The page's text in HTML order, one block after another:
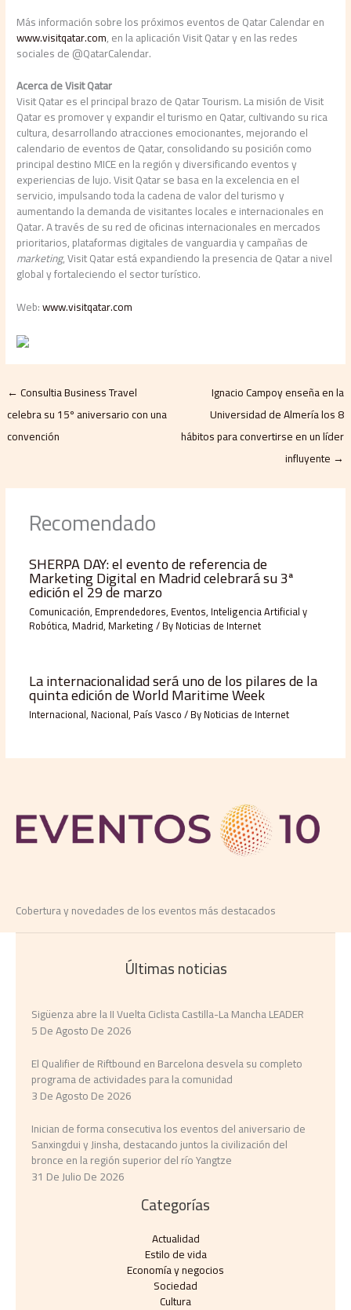
Más información sobre los próximos eventos de Qatar Calendar en
www.visitqatar.com, en la aplicación Visit Qatar y en las redes
sociales de @QatarCalendar.
Acerca de Visit Qatar
Visit Qatar es el principal brazo de Qatar Tourism. La misión de Visit
Qatar es promover y expandir el turismo en Qatar, cultivando su rica
cultura, desarrollando atracciones emocionantes, mejorando el
calendario de eventos de Qatar, consolidando su posición como
principal destino MICE en la región y diversificando eventos y
experiencias de lujo. Visit Qatar se basa en la excelencia en el
servicio, impulsando toda la cadena de valor del turismo y
aumentando la demanda de visitantes locales e internacionales en
Qatar. A través de su red de oficinas internacionales en mercados
prioritarios, plataformas digitales de vanguardia y campañas de
marketing, Visit Qatar está expandiendo la presencia de Qatar a nivel
global y fortaleciendo el sector turístico.
Web:www.visitqatar.com
←Consultia Business Travel
celebra su 15º aniversario con una
convención
Ignacio Campoy enseña en la
Universidad de Almería los 8
hábitos para convertirse en un líder
influyente →
Recomendado
SHERPA DAY: el evento de referencia de
Marketing Digital en Madrid celebrará su 3ª
edición el 29 de marzo
Comunicación, Emprendedores, Eventos, Inteligencia Artificial y
Robótica, Madrid, Marketing/ ByNoticias de Internet
La internacionalidad será uno de los pilares de la
quinta edición de World Maritime Week
Internacional, Nacional, País Vasco/ ByNoticias de Internet
Cobertura y novedades de los eventos más destacados
Últimas noticias
Sigüenza abre la II Vuelta Ciclista Castilla-La Mancha LEADER
5 De Agosto De 2026
El Qualifier de Riftbound en Barcelona desvela su completo
programa de actividades para la comunidad
3 De Agosto De 2026
Inician de forma consecutiva los eventos del aniversario de
Sanxingdui y Jinsha, destacando juntos la civilización del
bronce en la región superior del río Yangtze
31 De Julio De 2026
Categorías
Actualidad
Estilo de vida
Economía y negocios​
Sociedad
Cultura